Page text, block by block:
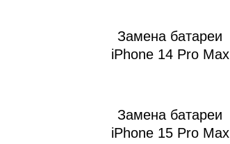
Замена батареи
iPhone 14 Pro Max
Замена батареи
iPhone 15 Pro Max